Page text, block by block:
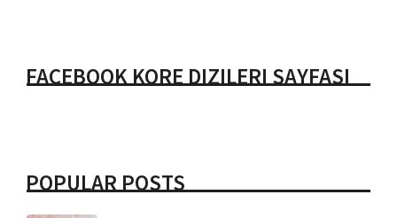
FACEBOOK KORE DIZILERI SAYFASI
POPULAR POSTS